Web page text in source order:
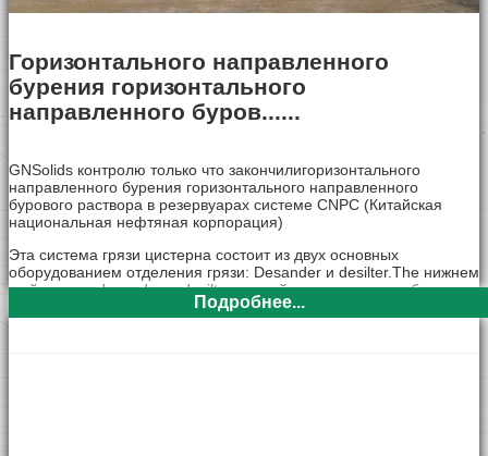
Горизонтального направленного
бурения горизонтального
направленного буров......
GNSolids контролю только что закончилигоризонтального
направленного бурения горизонтального направленного
бурового раствора в резервуарах системе CNPC (Китайская
национальная нефтяная корпорация)
Эта система грязи цистерна состоит из двух основных
оборудованием отделения грязи: Desander и desilter.The нижнем
шейкер для desandes и desilters линейные движения вибросито.
Подробнее...